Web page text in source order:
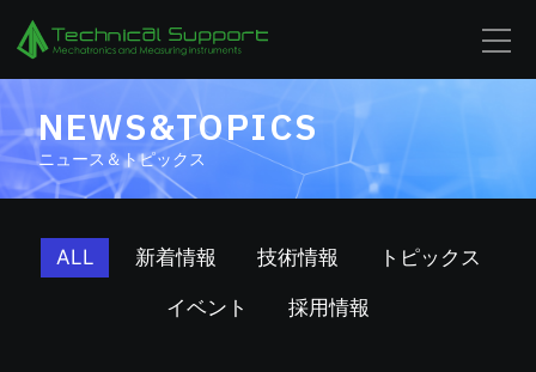
NEWS&TOPICS
ニュース＆トピックス
ALL 新着情報 技術情報 トピックス
イベント 採用情報